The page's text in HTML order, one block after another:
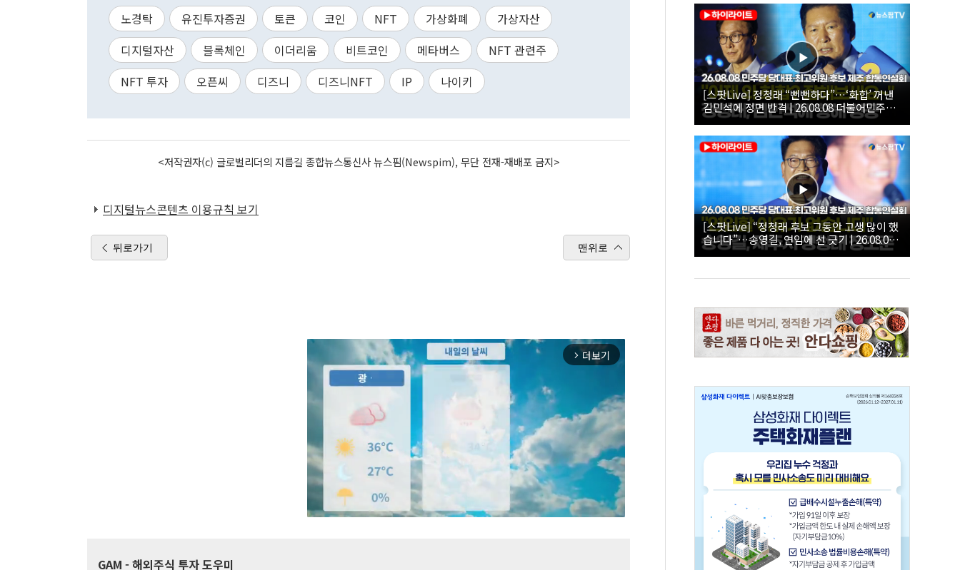
노경탁 유진투자증권 토큰 코인 NFT 가상화폐
가상자산
디지털자산
블록체인 이더리움 비트코인 메타버스
NFT 관련주
NFT 투자
오픈씨 디즈니 디즈니NFT IP 나이키
<저작권자(c) 글로벌리더의 지름길 종합뉴스통신사 뉴스핌(Newspim), 무단 전재-재배포 금지>
디지털뉴스콘텐츠 이용규칙 보기
뒤로가기 맨위로
arrow_forward_ios 더보기
GAM - 해외주식 투자 도우미
[스팟Live] 정청래 “뻔뻔하다”…‘화합’ 꺼낸
김민석에 정면 반격 | 26.08.08 더불어민주당
당대표·최고위원 후보 제주 합동연설회
[스팟Live] “정청래 후보 그동안 고생 많이 했
습니다”…송영길, 연임에 선 긋기 | 26.08.08
더불어민주당 당대표·최고위원 후보 제주 합